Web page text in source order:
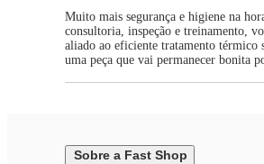
Muito mais segurança e higiene na
consultoria, inspeção e treinamento,
aliado ao eficiente tratamento térmico
uma peça que vai permanecer bonita
Sobre a Fast Shop